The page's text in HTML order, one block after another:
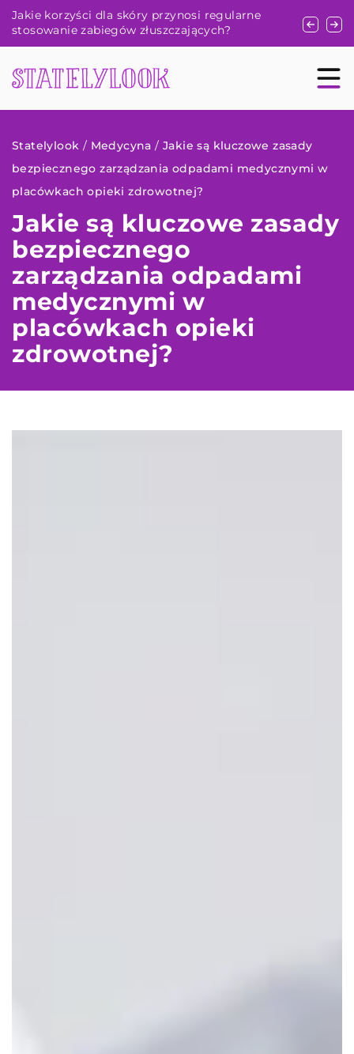
regularne
Jak zbudować kapsułową garderobę, która
będzie pasować do każdej okazji?
Statelylook / Medycyna /Jakie są kluczowe zasady
bezpiecznego zarządzania odpadami medycznymi w
placówkach opieki zdrowotnej?
Jakie są kluczowe zasady
bezpiecznego
zarządzania odpadami
medycznymi w
placówkach opieki
zdrowotnej?